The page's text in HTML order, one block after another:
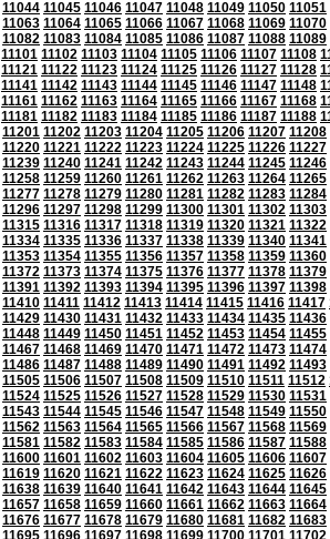
11044 11045 11046 11047 11048 11049 11050 11051
11063 11064 11065 11066 11067 11068 11069 11070
11082 11083 11084 11085 11086 11087 11088 11089
11101 11102 11103 11104 11105 11106 11107 11108
11121 11122 11123 11124 11125 11126 11127 11128
11141 11142 11143 11144 11145 11146 11147 11148
11161 11162 11163 11164 11165 11166 11167 11168
11181 11182 11183 11184 11185 11186 11187 11188
11201 11202 11203 11204 11205 11206 11207 11208
11220 11221 11222 11223 11224 11225 11226 11227
11239 11240 11241 11242 11243 11244 11245 11246
11258 11259 11260 11261 11262 11263 11264 11265
11277 11278 11279 11280 11281 11282 11283 11284
11296 11297 11298 11299 11300 11301 11302 11303
11315 11316 11317 11318 11319 11320 11321 11322
11334 11335 11336 11337 11338 11339 11340 11341
11353 11354 11355 11356 11357 11358 11359 11360
11372 11373 11374 11375 11376 11377 11378 11379
11391 11392 11393 11394 11395 11396 11397 11398
11410 11411 11412 11413 11414 11415 11416 11417
11429 11430 11431 11432 11433 11434 11435 11436
11448 11449 11450 11451 11452 11453 11454 11455
11467 11468 11469 11470 11471 11472 11473 11474
11486 11487 11488 11489 11490 11491 11492 11493
11505 11506 11507 11508 11509 11510 11511 11512
11524 11525 11526 11527 11528 11529 11530 11531
11543 11544 11545 11546 11547 11548 11549 11550
11562 11563 11564 11565 11566 11567 11568 11569
11581 11582 11583 11584 11585 11586 11587 11588
11600 11601 11602 11603 11604 11605 11606 11607
11619 11620 11621 11622 11623 11624 11625 11626
11638 11639 11640 11641 11642 11643 11644 11645
11657 11658 11659 11660 11661 11662 11663 11664
11676 11677 11678 11679 11680 11681 11682 11683
11695 11696 11697 11698 11699 11700 11701 11702